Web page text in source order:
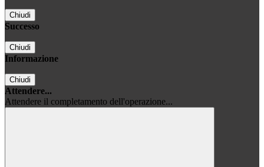
Chiudi
Successo
Chiudi
Informazione
Chiudi
Attendere...
Attendere il completamento dell'operazione...